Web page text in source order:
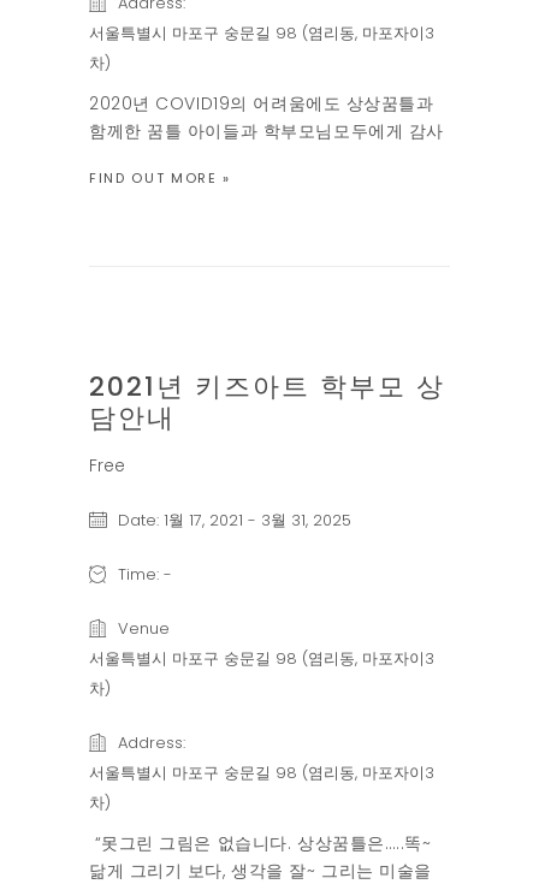
서울특별시 마포구 숭문길 98 (염리동, 마포자이3
차)
2020년 COVID19의 어려움에도 상상꿈틀과
함께한 꿈틀 아이들과 학부모님모두에게 감사
이합니다. 학원계단을 힘들게 엄마손을 잡고
FIND OUT MORE »
17
2021년 키즈아트 학부모 상
담안내
Free
Date: 1월 17, 2021 - 3월 31, 2025
Time: -
Venue
서울특별시 마포구 숭문길 98 (염리동, 마포자이3
차)
Address:
서울특별시 마포구 숭문길 98 (염리동, 마포자이3
차)
“못그린 그림은 없습니다. 상상꿈틀은…..똑~
닮게 그리기 보다, 생각을 잘~ 그리는 미술을